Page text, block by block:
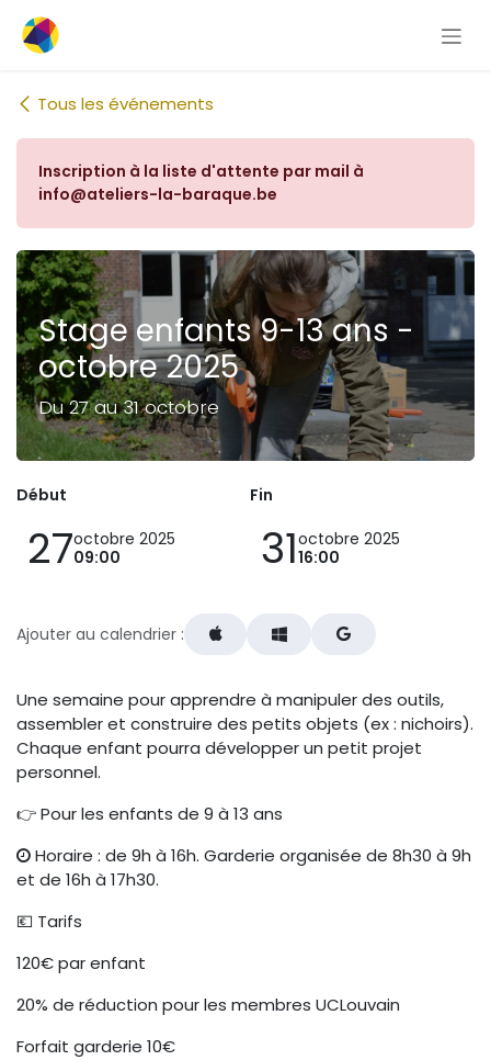
Tous les événements
Inscription à la liste d'attente par mail à
info@ateliers-la-baraque.be
Stage enfants 9-13 ans -
octobre 2025
Du 27 au 31 octobre
Début
27octobre 2025
09:00
Fin
31octobre 2025
16:00
Ajouter au calendrier :
Une semaine pour apprendre à manipuler des outils,
assembler et construire des petits objets (ex : nichoirs).
Chaque enfant pourra développer un petit projet
personnel.
👉 Pour les enfants de 9 à 13 ans
Horaire : de 9h à 16h. Garderie organisée de 8h30 à 9h
et de 16h à 17h30.
💶 Tarifs
120€ par enfant
20% de réduction pour les membres UCLouvain
Forfait garderie 10€